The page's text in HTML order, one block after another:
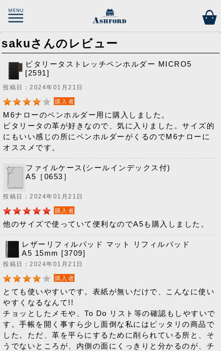
sakuさんのレビュー
ビタリータストレッチペンホルダー MICRO5
[2591]
投稿日：2024年01月21日
購入者
M6ナローのペンホルダー用に購入しました。
ビタリータの革が好きなので、気に入りました。サイズ的
にもいい感じの所にペンホルダーがくるのでM6ナローに
オススメです。
ファイルケース(シールインデックス付)
A5［0653］
投稿日：2024年01月21日
購入者
他のサイズで使っていて便利なのでA5も購入しました。
レザーリフィルパッド マット リフィルパッド
A5 15mm [3709]
投稿日：2024年01月21日
購入者
とても使いやすいです。表紙が無いだけで、こんなに使い
やすくなるなんて!!
チョッとしたメモや、To Do リスト等の確認もしやすいで
す。手帳を開く事すら少し面倒な私にはピッタリの商品で
した。ただ、革を平らにするために削られている所と、そ
うでないところが、内側の面にくっきりと分かるのが、チ